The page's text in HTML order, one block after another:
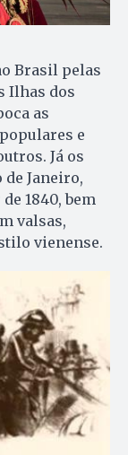
Brasil pelas
Ilhas dos
as
e
Já os
Janeiro,
1840, bem
valsas,
vienense.